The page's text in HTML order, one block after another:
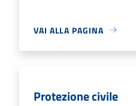
VAI ALLA PAGINA
Protezione civile